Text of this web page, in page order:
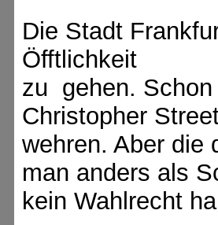
Die Stadt
Öfftlichkeit
zu gehen. Schon
Christopher
wehren. Aber die
man anders als
kein Wahlrecht